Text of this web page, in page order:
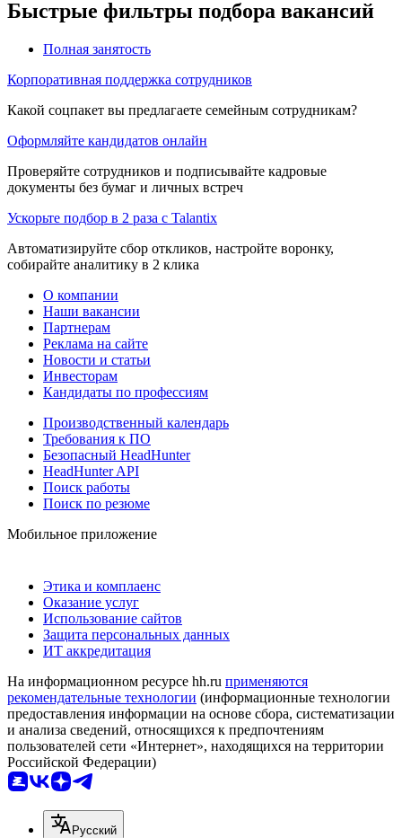
Быстрые фильтры подбора вакансий
Полная занятость
Корпоративная поддержка сотрудников
Какой соцпакет вы предлагаете семейным сотрудникам?
Оформляйте кандидатов онлайн
Проверяйте сотрудников и подписывайте кадровые
документы без бумаг и личных встреч
Ускорьте подбор в 2 раза с Talantix
Автоматизируйте сбор откликов, настройте воронку,
собирайте аналитику в 2 клика
О компании
Наши вакансии
Партнерам
Реклама на сайте
Новости и статьи
Инвесторам
Кандидаты по профессиям
Производственный календарь
Требования к ПО
Безопасный HeadHunter
HeadHunter API
Поиск работы
Поиск по резюме
Мобильное приложение
Этика и комплаенс
Оказание услуг
Использование сайтов
Защита персональных данных
ИТ аккредитация
На информационном ресурсе hh.ru применяются
рекомендательные технологии (информационные технологии
предоставления информации на основе сбора, систематизации
и анализа сведений, относящихся к предпочтениям
пользователей сети «Интернет», находящихся на территории
Российской Федерации)
Русский